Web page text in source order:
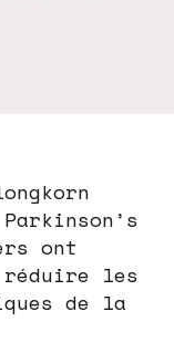
ont
réduire les
de la